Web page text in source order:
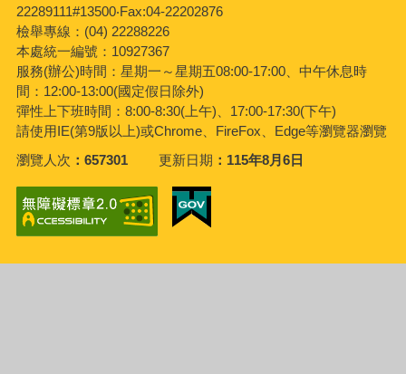
22289111#13500‧Fax:04-22202876
檢舉專線：(04) 22288226
本處統一編號：10927367
服務(辦公)時間：星期一～星期五08:00-17:00、中午休息時
間：12:00-13:00(國定假日除外)
彈性上下班時間：8:00-8:30(上午)、17:00-17:30(下午)
請使用IE(第9版以上)或Chrome、FireFox、Edge等瀏覽器瀏覽
瀏覽人次
657301 更新日期 115年8月6日